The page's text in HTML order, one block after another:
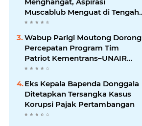
Menghangat, Aspirasi
Muscablub Menguat di Tengah
Munculnya Penunjukan Plt
Ketua
Wabup Parigi Moutong Dorong
Percepatan Program Tim
Patriot Kementrans–UNAIR
untuk Kembangkan Potensi
Daerah
Eks Kepala Bapenda Donggala
Ditetapkan Tersangka Kasus
Korupsi Pajak Pertambangan